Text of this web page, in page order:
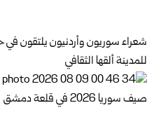
شعراء سوريون وأردنيون يلتقون
للمدينة ألقها الثقافي